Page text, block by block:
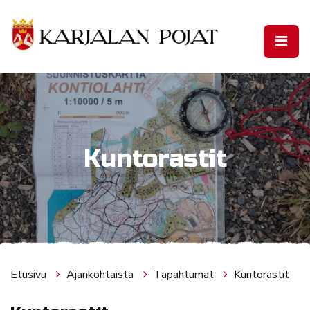
Kuntorastit
Etusivu Ajankohtaista Tapahtumat Kuntorastit